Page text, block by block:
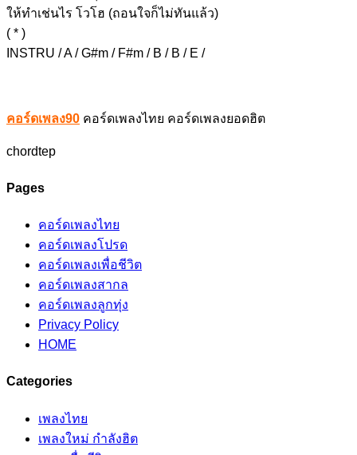
ให้ทำเช่นไร โวโฮ (ถอนใจก็ไม่ทันแล้ว)
( * )
INSTRU / A / G#m / F#m / B / B / E /
คอร์ดเพลง90 คอร์ดเพลงไทย คอร์ดเพลงยอดฮิต
chordtep
Pages
คอร์ดเพลงไทย
คอร์ดเพลงโปรด
คอร์ดเพลงเพื่อชีวิต
คอร์ดเพลงสากล
คอร์ดเพลงลูกทุ่ง
Privacy Policy
HOME
Categories
เพลงไทย
เพลงใหม่ กำลังฮิต